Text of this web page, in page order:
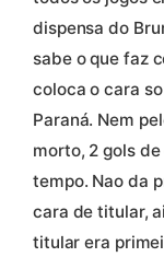
dispensa do
sabe o que faz
coloca o cara
Paraná. Nem
morto, 2 gols
tempo. Nao da
cara de titular,
titular era